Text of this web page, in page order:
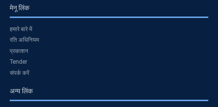
मेनू लिंक
हमारे बारे में
रति अधिनियम
प्रकाशन
Tender
संपर्क करें
अन्य लिंक